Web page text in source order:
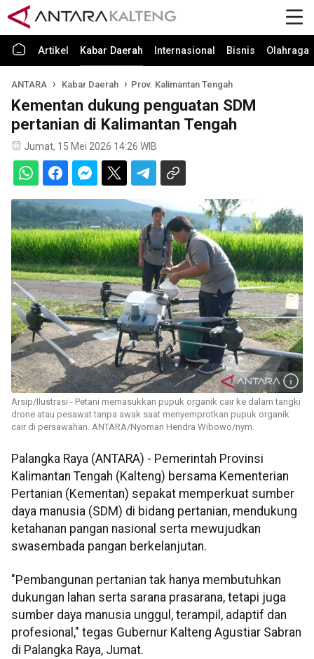
Artikel Kabar Daerah Internasional Bisnis Olahraga
ANTARA Kabar Daerah Prov. Kalimantan Tengah
Kementan dukung penguatan SDM
pertanian di Kalimantan Tengah
Jumat, 15 Mei 2026 14:26 WIB
Arsip/Ilustrasi - Petani memasukkan pupuk organik cair ke dalam tangki
drone atau pesawat tanpa awak saat menyemprotkan pupuk organik
cair di persawahan. ANTARA/Nyoman Hendra Wibowo/nym.
Palangka Raya (ANTARA) - Pemerintah Provinsi
Kalimantan Tengah (Kalteng) bersama Kementerian
Pertanian (Kementan) sepakat memperkuat sumber
daya manusia (SDM) di bidang pertanian, mendukung
ketahanan pangan nasional serta mewujudkan
swasembada pangan berkelanjutan.
"Pembangunan pertanian tak hanya membutuhkan
dukungan lahan serta sarana prasarana, tetapi juga
sumber daya manusia unggul, terampil, adaptif dan
profesional," tegas Gubernur Kalteng Agustiar Sabran
di Palangka Raya, Jumat.